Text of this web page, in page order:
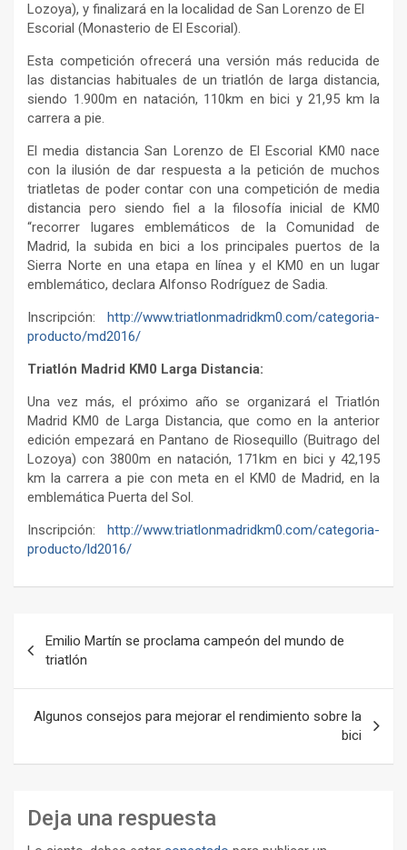
Lozoya), y finalizará en la localidad de San Lorenzo de El
Escorial (Monasterio de El Escorial).
Esta competición ofrecerá una versión más reducida de
las distancias habituales de un triatlón de larga distancia,
siendo 1.900m en natación, 110km en bici y 21,95 km la
carrera a pie.
El media distancia San Lorenzo de El Escorial KM0 nace
con la ilusión de dar respuesta a la petición de muchos
triatletas de poder contar con una competición de media
distancia pero siendo fiel a la filosofía inicial de KM0
“recorrer lugares emblemáticos de la Comunidad de
Madrid, la subida en bici a los principales puertos de la
Sierra Norte en una etapa en línea y el KM0 en un lugar
emblemático, declara Alfonso Rodríguez de Sadia.
Inscripción: http://www.triatlonmadridkm0.com/categoria-
producto/md2016/
Triatlón Madrid KM0 Larga Distancia:
Una vez más, el próximo año se organizará el Triatlón
Madrid KM0 de Larga Distancia, que como en la anterior
edición empezará en Pantano de Riosequillo (Buitrago del
Lozoya) con 3800m en natación, 171km en bici y 42,195
km la carrera a pie con meta en el KM0 de Madrid, en la
emblemática Puerta del Sol.
Inscripción: http://www.triatlonmadridkm0.com/categoria-
producto/ld2016/
de
entradas
Emilio Martín se proclama campeón del mundo de
triatlón
Algunos consejos para mejorar el rendimiento sobre la
bici
Deja una respuesta